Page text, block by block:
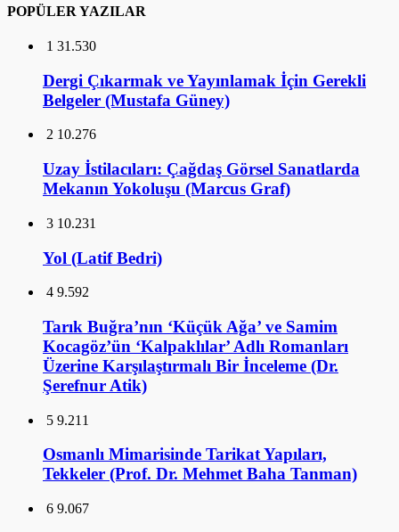
POPÜLER YAZILAR
1 31.530
Dergi Çıkarmak ve Yayınlamak İçin Gerekli
Belgeler (Mustafa Güney)
2 10.276
Uzay İstilacıları: Çağdaş Görsel Sanatlarda
Mekanın Yokoluşu (Marcus Graf)
3 10.231
Yol (Latif Bedri)
4 9.592
Tarık Buğra’nın ‘Küçük Ağa’ ve Samim
Kocagöz’ün ‘Kalpaklılar’ Adlı Romanları
Üzerine Karşılaştırmalı Bir İnceleme (Dr.
Şerefnur Atik)
5 9.211
Osmanlı Mimarisinde Tarikat Yapıları,
Tekkeler (Prof. Dr. Mehmet Baha Tanman)
6 9.067